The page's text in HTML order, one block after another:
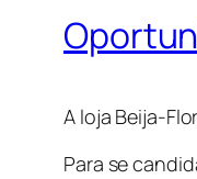
A loja Beija-
Para se